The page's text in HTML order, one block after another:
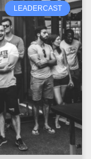
LEADERCAST